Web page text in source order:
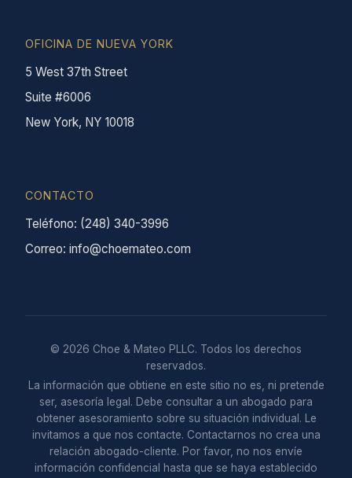
OFICINA DE NUEVA YORK
5 West 37th Street
Suite #6006
New York, NY 10018
CONTACTO
Teléfono: (248) 340-3996
Correo: info@choemateo.com
© 2026 Choe & Mateo PLLC. Todos los derechos
reservados.
La información que obtiene en este sitio no es, ni pretende
ser, asesoría legal. Debe consultar a un abogado para
obtener asesoramiento sobre su situación individual. Le
invitamos a que nos contacte. Contactarnos no crea una
relación abogado-cliente. Por favor, no nos envíe
información confidencial hasta que se haya establecido